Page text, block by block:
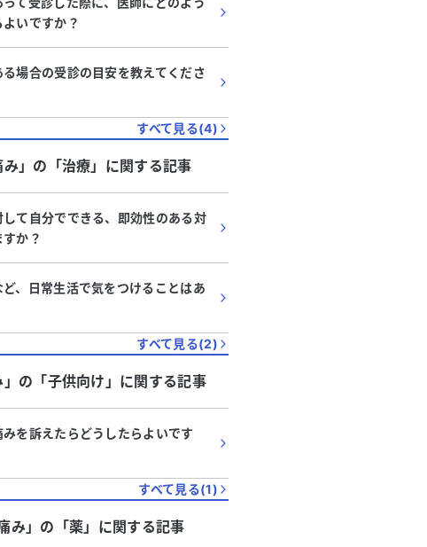
いですか？
場合の受診の目安を教えてくださ
すべて見る(4)
」 の「治療」に関する記事
て自分でできる、即効性のある対
か？
、日常生活で気をつけることはあ
すべて見る(2)
の「子供向け 」に関する記事
を訴えたらどうしたらよいです
すべて見る(1)
み」 の「薬」に関する記事